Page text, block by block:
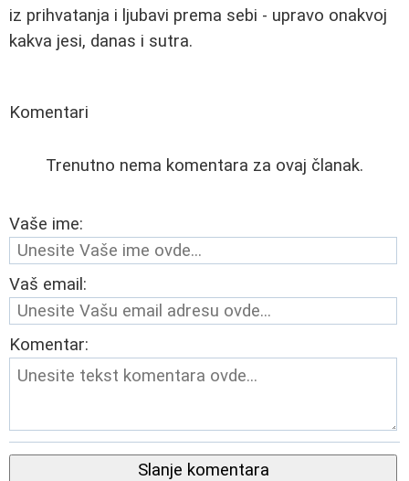
iz prihvatanja i ljubavi prema sebi - upravo onakvoj
kakva jesi, danas i sutra.
Komentari
Trenutno nema komentara za ovaj članak.
Vaše ime:
Vaš email:
Komentar:
Slanje komentara